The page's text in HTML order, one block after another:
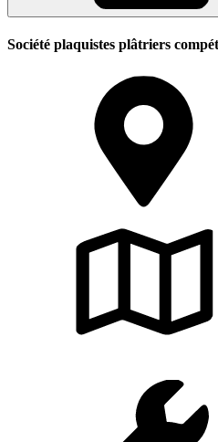
Société plaquistes plâtriers